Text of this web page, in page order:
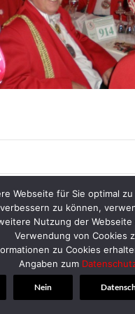
© 2018 | Alt-Herren-Corps
Webseite für Sie optimal
zu können,
Nutzung der Webseite
Verwendung von Cookies
zu Cookies
Angaben zum
Nein